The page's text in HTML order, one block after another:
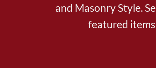
and Masonry Style.
featured